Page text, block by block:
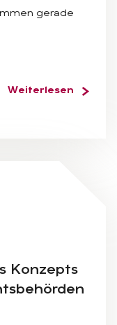
gerade
Weiterlesen
Kon­zepts